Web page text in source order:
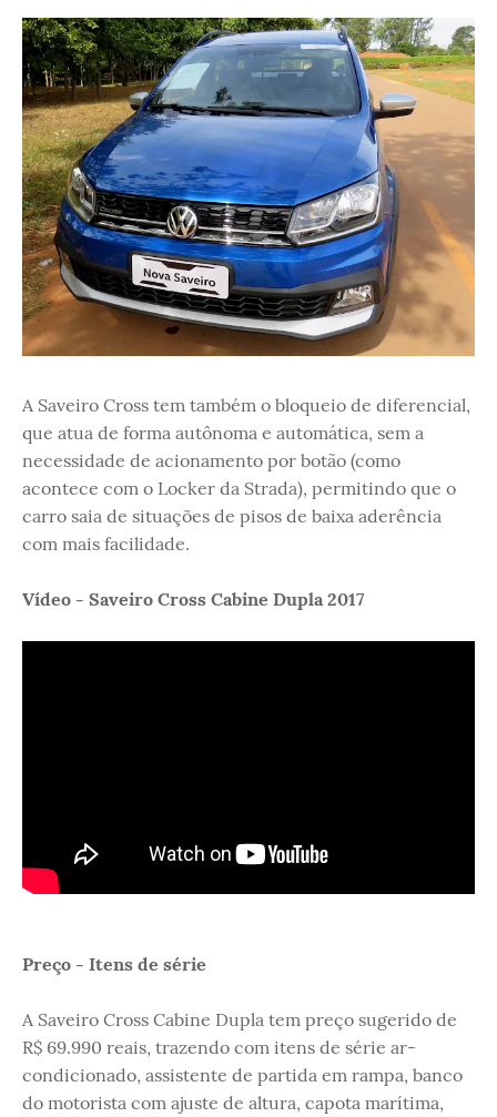
A Saveiro Cross tem também o bloqueio de diferencial,
que atua de forma autônoma e automática, sem a
necessidade de acionamento por botão (como
acontece com o Locker da Strada), permitindo que o
carro saia de situações de pisos de baixa aderência
com mais facilidade.
Vídeo - Saveiro Cross Cabine Dupla 2017
Preço - Itens de série
A Saveiro Cross Cabine Dupla tem preço sugerido de
R$ 69.990 reais, trazendo com itens de série ar-
condicionado, assistente de partida em rampa, banco
do motorista com ajuste de altura, capota marítima,